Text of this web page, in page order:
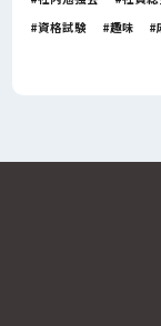
資格試験
趣味